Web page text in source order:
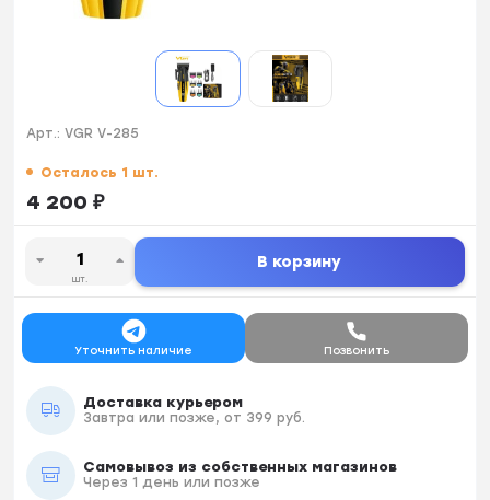
Арт.: VGR V-285
Осталось 1 шт.
4 200 ₽
шт.
В корзину
Уточнить наличие Позвонить
Доставка курьером
Завтра или позже, от 399 руб.
Самовывоз из собственных магазинов
Через 1 день или позже